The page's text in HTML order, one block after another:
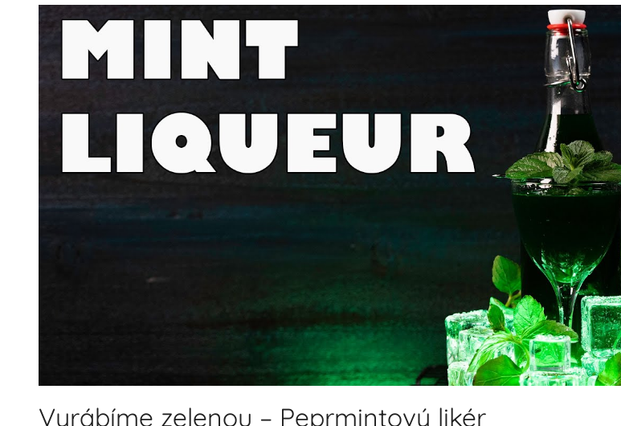
Vyrábíme zelenou – Peprmintový likér